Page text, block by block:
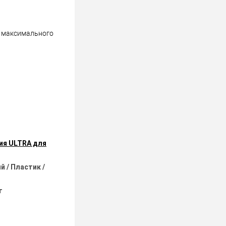
максимального
ULTRA для
/ Пластик /